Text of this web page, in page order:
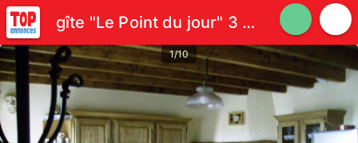
gîte "Le Point du jour" 3 épis 6 personnes
1/10